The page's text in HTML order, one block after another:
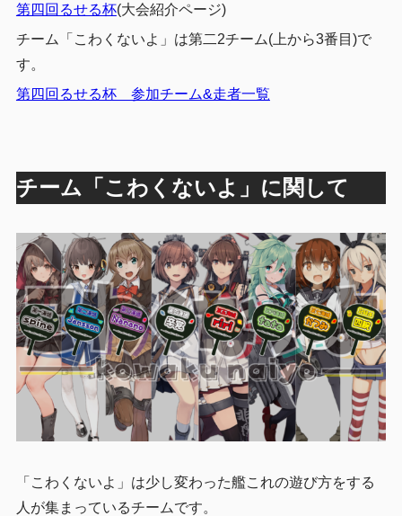
第四回るせる杯(大会紹介ページ)
チーム「こわくないよ」は第二2チーム(上から3番目)で
す。
第四回るせる杯 参加チーム&走者一覧
チーム「こわくないよ」に関して
「こわくないよ」は少し変わった艦これの遊び方をする
人が集まっているチームです。